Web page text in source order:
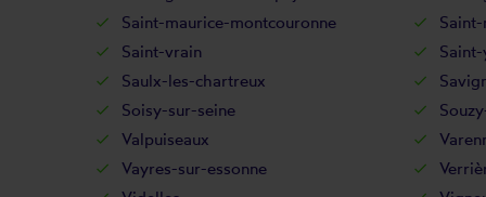
Saint-maurice-montcouronne
Saint-vrain
Saulx-les-chartreux
Soisy-sur-seine
Valpuiseaux
Vayres-sur-essonne